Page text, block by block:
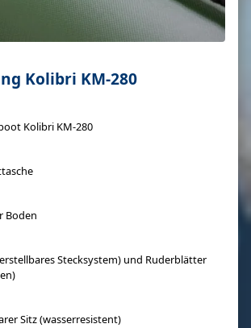
Kolibri KM-280
Kolibri KM-280
Boden
Stecksystem) und Ruderblätter
Sitz (wasserresistent)